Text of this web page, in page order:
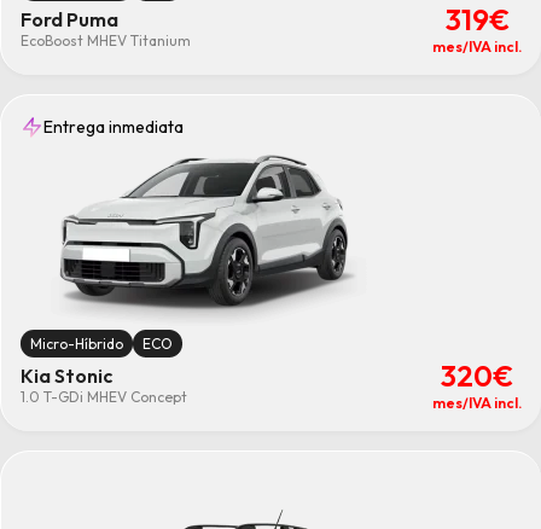
Ford Puma
EcoBoost MHEV Titanium
319€
mes/IVA incl.
Entrega inmediata
Micro-Híbrido ECO
Kia Stonic
1.0 T-GDi MHEV Concept
320€
mes/IVA incl.